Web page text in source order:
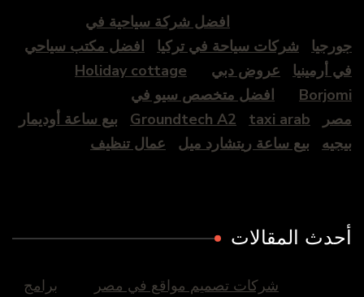
افضل شركة سياحية في
جورجيا
شركات سياحة في تركيا
افضل مكتب سياحي
في أرمينيا
عروض دبي
Holiday cottage
Borjomi
افضل متخصص سيو في
مصر
Groundtech A2 taxi arab
بيع ساعة أوديمار
بيجيه
بيع ساعة ريتشارد ميل عمال تنظيف
أحدث المقالات
شركات تصميم مواقع في مصر
برامج